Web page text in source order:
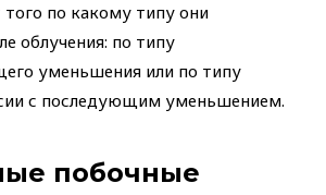
по какому типу они
облучения: по типу
уменьшения или по типу
с последующим уменьшением.
побочные